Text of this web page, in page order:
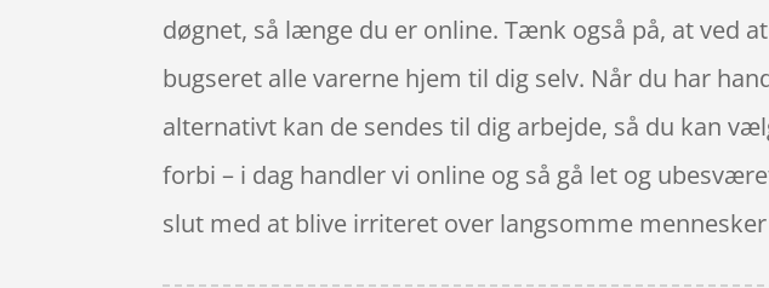
døgnet, så længe du er online. Tænk også på, at ved
bugseret alle varerne hjem til dig selv. Når du har
alternativt kan de sendes til dig arbejde, så du kan
forbi – i dag handler vi online og så gå let og
slut med at blive irriteret over langsomme